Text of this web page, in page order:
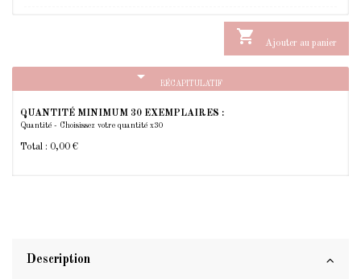
 Ajouter au panier
arrow_drop_down RÉCAPITULATIF
QUANTITÉ MINIMUM 30 EXEMPLAIRES :
Quantité - Choisissez votre quantité x30
Total : 0,00 €
Description